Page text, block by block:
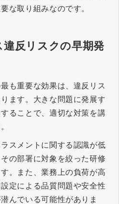
な取り組みなのです。
反リスクの早期発
も重要な効果は、違反リス
ます。大きな問題に発展す
ることで、適切な対策を講
スメントに関する認識が低
の部署に対象を絞った研修
。また、業務上の負荷が高
定による品質問題や安全性
んでいる可能性がありま